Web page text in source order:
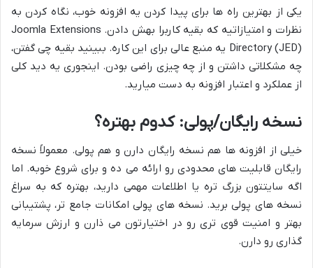
یکی از بهترین راه ها برای پیدا کردن یه افزونه خوب، نگاه کردن به
نظرات و امتیازاتیه که بقیه کاربرا بهش دادن. Joomla Extensions
Directory (JED) یه منبع عالی برای این کاره. ببینید بقیه چی گفتن،
چه مشکلاتی داشتن و از چه چیزی راضی بودن. اینجوری یه دید کلی
از عملکرد و اعتبار افزونه به دست میارید.
نسخه رایگان/پولی: کدوم بهتره؟
خیلی از افزونه ها هم نسخه رایگان دارن و هم پولی. معمولاً نسخه
رایگان قابلیت های محدودی رو ارائه می ده و برای شروع خوبه. اما
اگه سایتتون بزرگ تره یا اطلاعات مهمی دارید، بهتره که به سراغ
نسخه های پولی برید. نسخه های پولی امکانات جامع تر، پشتیبانی
بهتر و امنیت قوی تری رو در اختیارتون می ذارن و ارزش سرمایه
گذاری رو دارن.